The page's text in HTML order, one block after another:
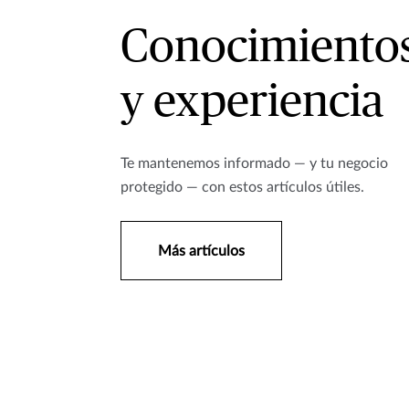
y experiencia
Te mantenemos informado — y tu negocio
protegido — con estos artículos útiles.
Más artículos